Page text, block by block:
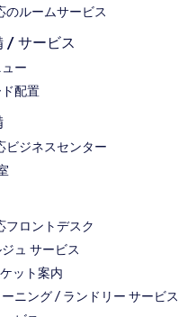
のルームサービス
/ サービス
ー
配置
ビジネスセンター
フロントデスク
ュ サービス
ット案内
ーニング / ランドリー サービス